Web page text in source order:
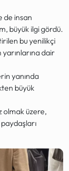
de insan
büyük ilgi gördü.
bu yenilikçi
dair
yanında
büyük
olmak üzere,